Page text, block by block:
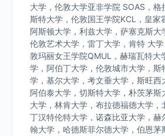
大学，伦敦大学亚非学院 SOAS，格
斯特大学，伦敦国王学院KCL，皇家
阿斯顿大学，利兹大学，萨塞克斯大
伦敦艺术大学，雷丁大学，肯特 大
敦玛丽女王学院QMUL，赫瑞瓦特大
学，阿伯丁大学，伦敦城市大学，斯
学，基尔大学，考文垂大学，斯旺西
阿伯泰大学，切斯特大学，朴茨茅斯
大学，林肯大学，布拉德福德大学，
丁汉特伦特大学，诺森比亚大学，赫
翰大学，哈德斯菲尔德大学，伯恩茅